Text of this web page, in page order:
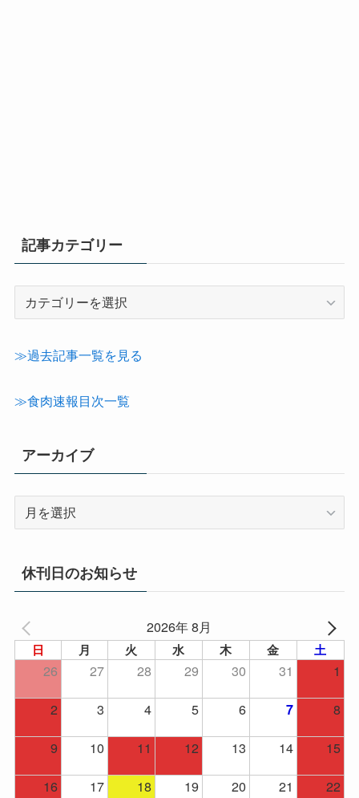
記事カテゴリー
テ
≫過去記事一覧を見る
≫食肉速報目次一覧
アーカイブ
イ
ブ
休刊日のお知らせ
2026年 8月
日 月 火 水 木 金 土
26 27 28 29 30 31
1
2
3 4 5 6 7
8
9
10 11 12 13 14
15
16
17 18 19 20 21
22